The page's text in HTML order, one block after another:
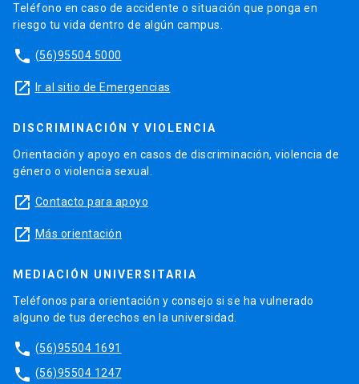
Teléfono en caso de accidente o situación que ponga en
riesgo tu vida dentro de algún campus.
phone (56)95504 5000
launch Ir al sitio de Emergencias
DISCRIMINACIÓN Y VIOLENCIA
Orientación y apoyo en casos de discriminación, violencia de
género o violencia sexual.
launch Contacto para apoyo
launch Más orientación
MEDIACIÓN UNIVERSITARIA
Teléfonos para orientación y consejo si se ha vulnerado
alguno de tus derechos en la universidad.
phone (56)95504 1691
phone (56)95504 1247